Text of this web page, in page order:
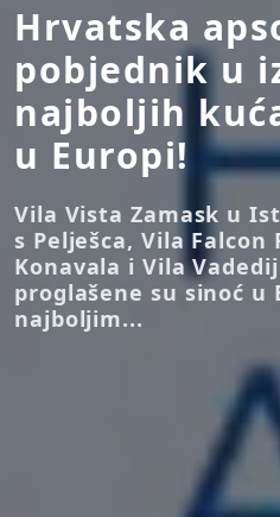
Hrvatska
pobjednik u
najboljih
u Europi!
Vila Vista Zamask u
s Pelješca, Vila Falcon
Konavala i Vila
proglašene su sinoć u
najboljim...